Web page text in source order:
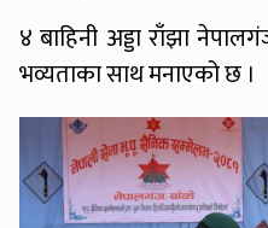
४ बाहिनी अड्डा राँझा
भव्यताका साथ मनाएको छ ।